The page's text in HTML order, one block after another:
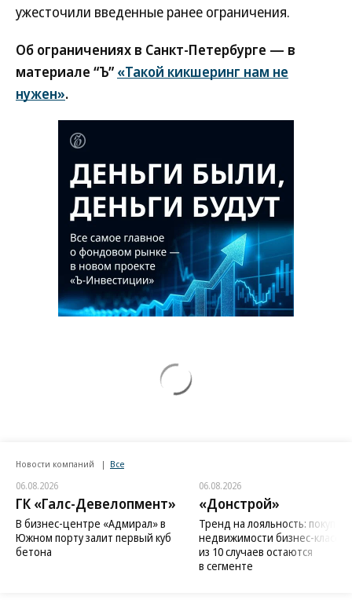
ужесточили введенные ранее ограничения.
Об ограничениях в Санкт-Петербурге — в
материале “Ъ” «Такой кикшеринг нам не
нужен».
Новости компаний Все
06.08.2026
ГК «Галс-Девелопмент»
В бизнес-центре «Адмирал» в
Южном порту залит первый куб
бетона
06.08.2026
«Донстрой»
Тренд на лояльность:
недвижимости бизнес-класса
из 10 случаев остаются
в сегменте